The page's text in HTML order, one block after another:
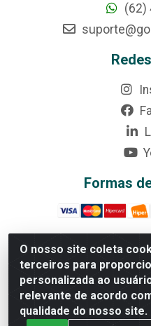
O nosso site coleta
terceiros para
personalizada ao
relevante de acordo
qualidade do nosso site.
(62)
Formas
Rede Brasil - Avenida
Américas II Etapa -
CNPJ